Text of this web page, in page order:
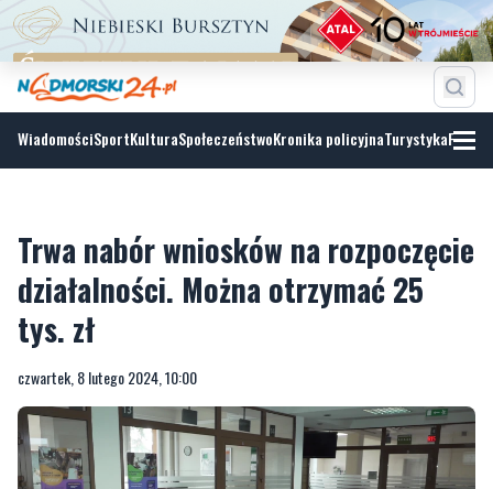
WiadomościSportKulturaSpołeczeństwoKronika policyjnaTurystyka
Trwa nabór wniosków na rozpoczęcie
działalności. Można otrzymać 25
tys. zł
czwartek, 8 lutego 2024, 10:00